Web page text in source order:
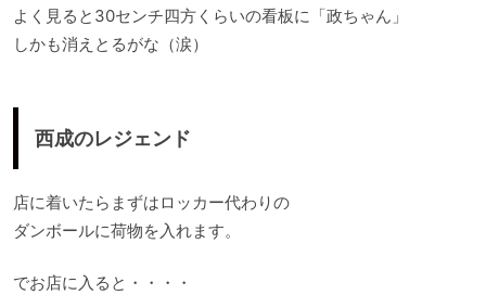
よく見ると30センチ四方くらいの看板に「政ちゃん」
しかも消えとるがな（涙）
西成のレジェンド
店に着いたらまずはロッカー代わりの
ダンボールに荷物を入れます。
でお店に入ると・・・・